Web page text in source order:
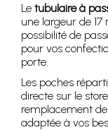
Le tubulaire à
une largeur de
possibilité de
pour vos
porte.
Les poches
directe sur le
remplacement
adaptée à vos